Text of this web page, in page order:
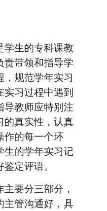
学生的专科课教
责带领和指导学
规范学年实习
实习过程中遇到
导教师应特别注
的真实性，认真
作的每一个环
生的学年实习记
定评语。
要分三部分，
主管沟通好，具